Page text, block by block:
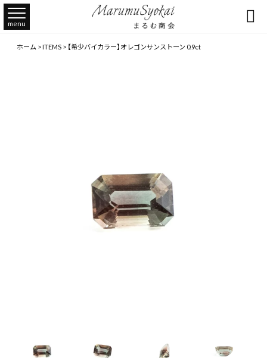
menu 
ホーム>ITEMS> 【希少バイカラー】オレゴンサンストーン 0.9ct